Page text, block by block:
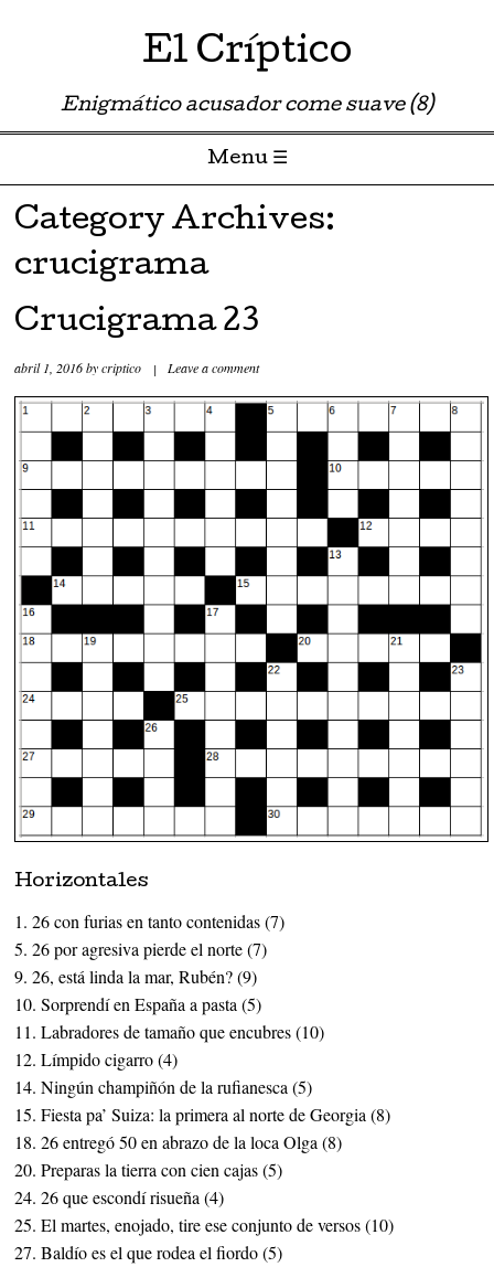
El Críptico
Enigmático acusador come suave (8)
Menu ☰
Skip to content
Category Archives:
crucigrama
Crucigrama 23
abril 1, 2016bycriptico | Leave a comment
Horizontales
1. 26 con furias en tanto contenidas (7)
5. 26 por agresiva pierde el norte (7)
9. 26, está linda la mar, Rubén? (9)
10. Sorprendí en España a pasta (5)
11. Labradores de tamaño que encubres (10)
12. Límpido cigarro (4)
14. Ningún champiñón de la rufianesca (5)
15. Fiesta pa’ Suiza: la primera al norte de Georgia (8)
18. 26 entregó 50 en abrazo de la loca Olga (8)
20. Preparas la tierra con cien cajas (5)
24. 26 que escondí risueña (4)
25. El martes, enojado, tire ese conjunto de versos (10)
27. Baldío es el que rodea el fiordo (5)